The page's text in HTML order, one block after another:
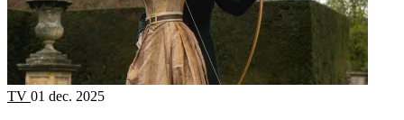
TV 01 dec. 2025